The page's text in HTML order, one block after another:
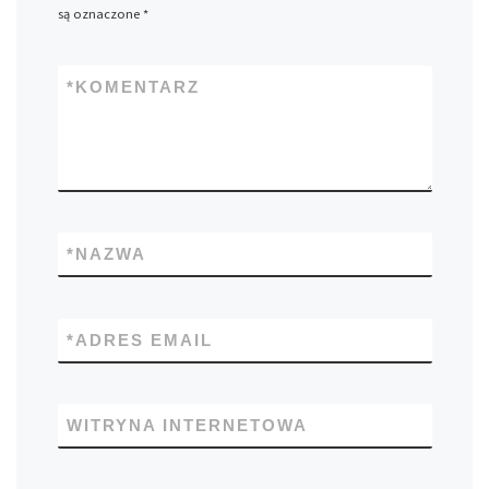
są oznaczone *
KOMENTARZ
*
NAZWA
*
ADRES EMAIL
*
WITRYNA INTERNETOWA